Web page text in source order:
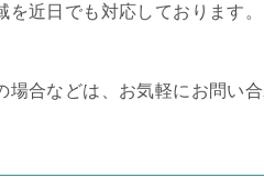
を近日でも対応しております。
場合などは、お気軽にお問い合